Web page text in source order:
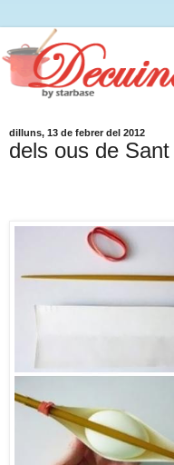
dilluns, 13 de febrer del 2012
dels ous de